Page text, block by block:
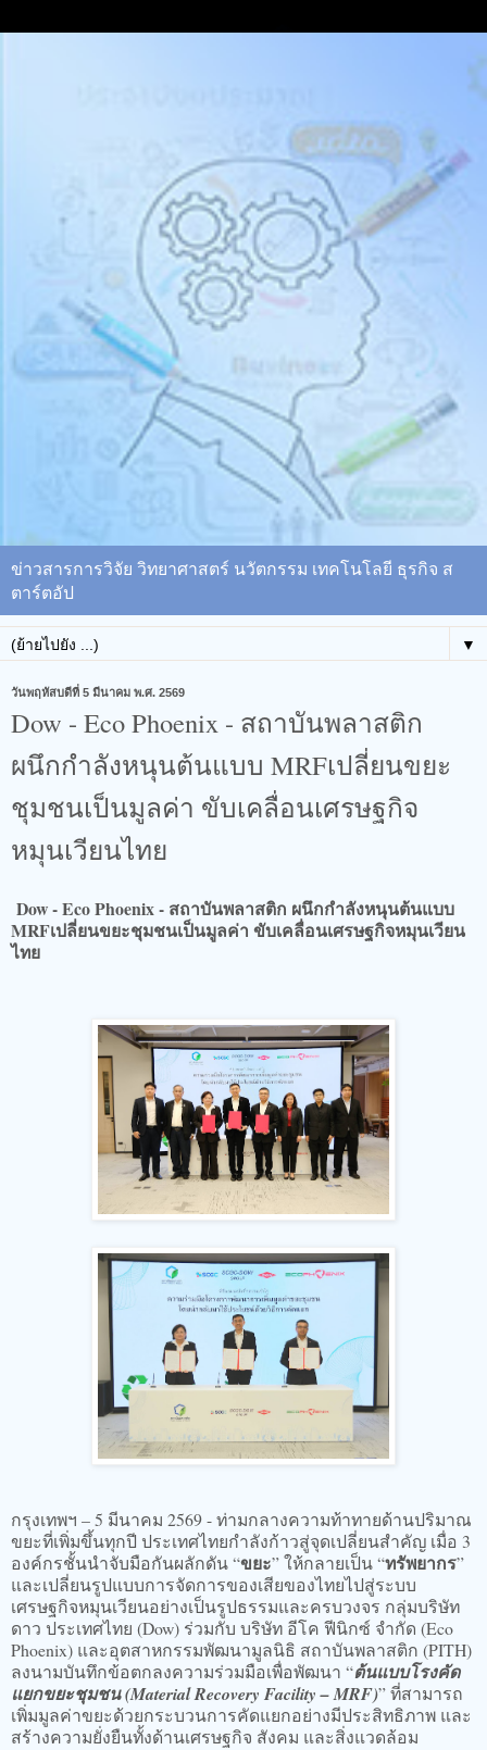
ข่าวสารการวิจัย วิทยาศาสตร์ นวัตกรรม เทคโนโลยี ธุรกิจ ส
ตาร์ตอัป
▼
วันพฤหัสบดีที่ 5 มีนาคม พ.ศ. 2569
Dow - Eco Phoenix - สถาบันพลาสติก
ผนึกกำลังหนุนต้นแบบ MRFเปลี่ยนขยะ
ชุมชนเป็นมูลค่า ขับเคลื่อนเศรษฐกิจ
หมุนเวียนไทย
Dow - Eco Phoenix - สถาบันพลาสติก ผนึกกำลังหนุนต้นแบบ
MRFเปลี่ยนขยะชุมชนเป็นมูลค่า ขับเคลื่อนเศรษฐกิจหมุนเวียน
ไทย
กรุงเทพฯ – 5 มีนาคม 2569 - ท่ามกลางความท้าทายด้านปริมาณ
ขยะที่เพิ่มขึ้นทุกปี ประเทศไทยกำลังก้าวสู่จุดเปลี่ยนสำคัญ เมื่อ 3
องค์กรชั้นนำจับมือกันผลักดัน “ขยะ” ให้กลายเป็น “ทรัพยากร”
และเปลี่ยนรูปแบบการจัดการของเสียของไทยไปสู่ระบบ
เศรษฐกิจหมุนเวียนอย่างเป็นรูปธรรมและครบวงจร กลุ่มบริษัท
ดาว ประเทศไทย (Dow) ร่วมกับ บริษัท อีโค ฟีนิกซ์ จำกัด (Eco
Phoenix) และอุตสาหกรรมพัฒนามูลนิธิ สถาบันพลาสติก (PITH)
ลงนามบันทึกข้อตกลงความร่วมมือเพื่อพัฒนา “ต้นแบบโรงคัด
แยกขยะชุมชน (Material Recovery Facility – MRF)” ที่สามารถ
เพิ่มมูลค่าขยะด้วยกระบวนการคัดแยกอย่างมีประสิทธิภาพ และ
สร้างความยั่งยืนทั้งด้านเศรษฐกิจ สังคม และสิ่งแวดล้อม